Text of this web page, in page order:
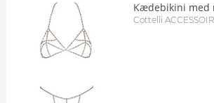
Kædebikini med
Cottelli